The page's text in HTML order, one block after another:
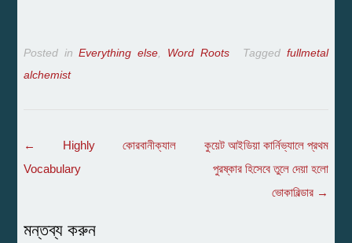
Posted inEverything else Word Roots Tagged fullmetal
alchemist
Post
navigation
←
Highly কোরবানীক্যাল
Vocabulary
কুয়েট আইডিয়া কার্নিভ্যালে প্রথম
পুরষ্কার হিসেবে তুলে দেয়া হলো
ভোকাবিল্ডার →
মন্তব্য করুন